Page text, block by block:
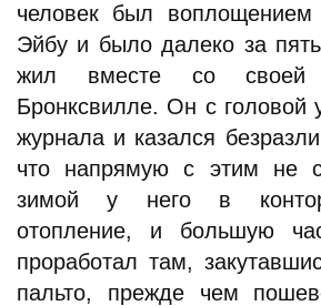
человек был воплощением
Эйбу и было далеко за
жил вместе со своей
Бронксвилле. Он с головой
журнала и казался
что напрямую с этим не
зимой у него в
отопление, и большую
проработал там,
пальто, прежде чем